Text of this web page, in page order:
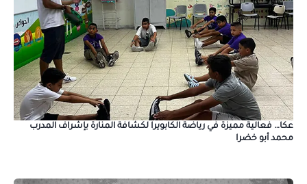
عكا… فعالية مميزة في رياضة الكابويرا لكشافة المنارة بإشراف المدرب
محمد أبو خضرا